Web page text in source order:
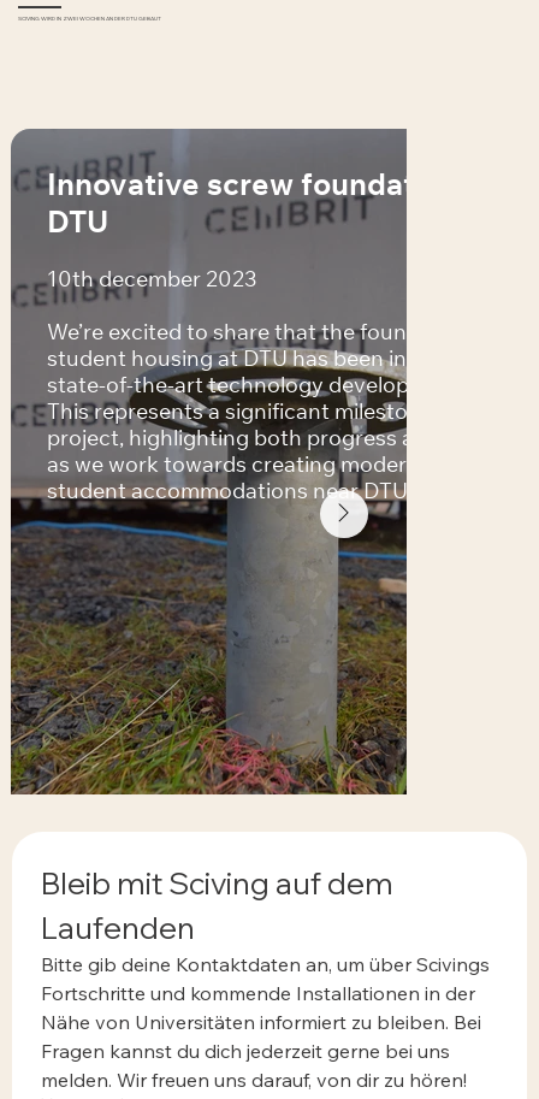
SCIVING WIRD IN ZWEI WOCHEN AN DER DTU GEBAUT
Innovative screw foundation at
DTU
10th december 2023
We’re excited to share that the foundation for
student housing at DTU has been installed using
state-of-the-art technology developed by
This represents a significant milestone in our
project, highlighting both progress and success
as we work towards creating modern, eco-
student accommodations near DTU.
Bleib mit Sciving auf dem
Laufenden
Bitte gib deine Kontaktdaten an, um über Scivings
Fortschritte und kommende Installationen in der
Nähe von Universitäten informiert zu bleiben. Bei
Fragen kannst du dich jederzeit gerne bei uns
melden. Wir freuen uns darauf, von dir zu hören!